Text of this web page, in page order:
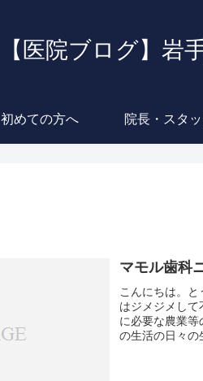
【医院ブログ】岩
初めての方へ 院長・スタ
マモル歯科
こんにちは。
はジメジメし
に必要な農業等
の生活の日々の